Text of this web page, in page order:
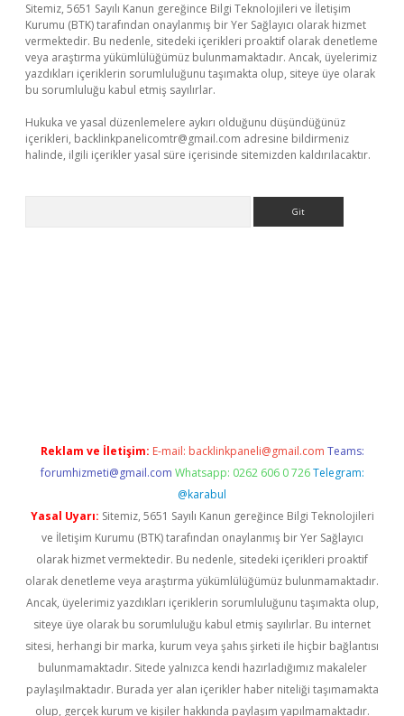
Sitemiz, 5651 Sayılı Kanun gereğince Bilgi Teknolojileri ve İletişim
Kurumu (BTK) tarafından onaylanmış bir Yer Sağlayıcı olarak hizmet
vermektedir. Bu nedenle, sitedeki içerikleri proaktif olarak denetleme
veya araştırma yükümlülüğümüz bulunmamaktadır. Ancak, üyelerimiz
yazdıkları içeriklerin sorumluluğunu taşımakta olup, siteye üye olarak
bu sorumluluğu kabul etmiş sayılırlar.
Hukuka ve yasal düzenlemelere aykırı olduğunu düşündüğünüz
içerikleri, backlinkpanelicomtr@gmail.com adresine bildirmeniz
halinde, ilgili içerikler yasal süre içerisinde sitemizden kaldırılacaktır.
Reklam ve İletişim: E-mail: backlinkpaneli@gmail.com Teams:
forumhizmeti@gmail.com Whatsapp: 0262 606 0 726 Telegram:
@karabul
Yasal Uyarı: Sitemiz, 5651 Sayılı Kanun gereğince Bilgi Teknolojileri
ve İletişim Kurumu (BTK) tarafından onaylanmış bir Yer Sağlayıcı
olarak hizmet vermektedir. Bu nedenle, sitedeki içerikleri proaktif
olarak denetleme veya araştırma yükümlülüğümüz bulunmamaktadır.
Ancak, üyelerimiz yazdıkları içeriklerin sorumluluğunu taşımakta olup,
siteye üye olarak bu sorumluluğu kabul etmiş sayılırlar. Bu internet
sitesi, herhangi bir marka, kurum veya şahıs şirketi ile hiçbir bağlantısı
bulunmamaktadır. Sitede yalnızca kendi hazırladığımız makaleler
paylaşılmaktadır. Burada yer alan içerikler haber niteliği taşımamakta
olup, gerçek kurum ve kişiler hakkında paylaşım yapılmamaktadır.